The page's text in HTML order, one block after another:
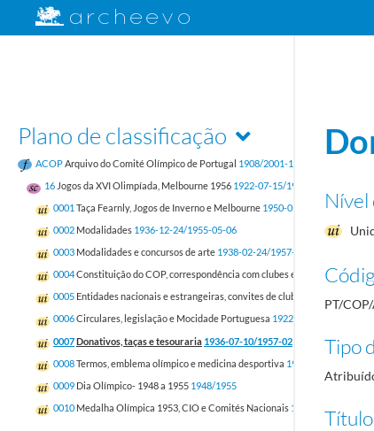
Plano de classificação
ACOPArquivo do Comité Olímpico de Portugal 1908/2001-12-31
16 Jogos da XVI Olimpíada, Melbourne 1956 1922-07-15/1959-01-15
0001 Taça Fearnly, Jogos de Inverno e Melbourne 1950-05/1959-01-15
0002 Modalidades 1936-12-24/1955-05-06
0003 Modalidades e concursos de arte 1938-02-24/1957-01-21
0004Constituição do COP, correspondência com clubes e federações
0005 Entidades nacionais e estrangeiras, convites de clubes, federações e
0006Circulares, legislação e Mocidade Portuguesa 1922-07-15/1957-02-12
0007Donativos, taças e tesouraria 1936-07-10/1957-02
0008Termos, emblema olímpico e medicina desportiva 1937-05-26/1957-
0009 Dia Olímpico- 1948 a 1955 1948/1955
0010 Medalha Olímpica 1953, CIO e Comités Nacionais 1941-06-10/1957-
Nível
PT/
Tipo
Título